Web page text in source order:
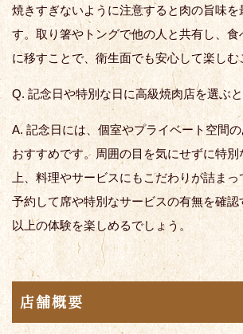
焼きすぎないように注意すると肉の旨味を
す。取り箸やトングで他の人と共有し、食
に移すことで、衛生面でも安心して楽しむ
Q. 記念日や特別な日に高級焼肉店を選ぶ
A. 記念日には、個室やプライベート空間
おすすめです。周囲の目を気にせずに特別
上、料理やサービスにもこだわりが詰ま
予約して席や特別なサービスの有無を確
以上の体験を楽しめるでしょう。
店舗概要